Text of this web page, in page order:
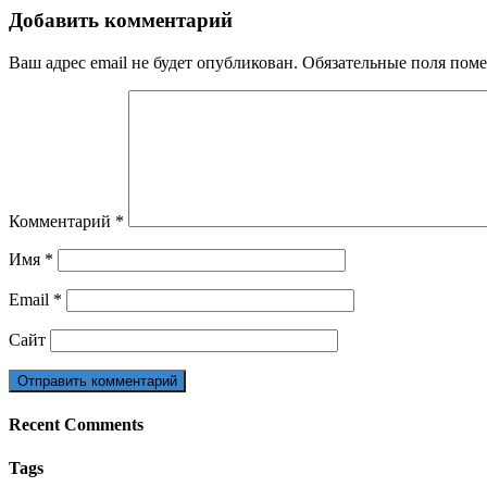
Добавить комментарий
Ваш адрес email не будет опубликован. Обязательные поля
Комментарий *
Имя *
Email *
Сайт
Recent Comments
Tags